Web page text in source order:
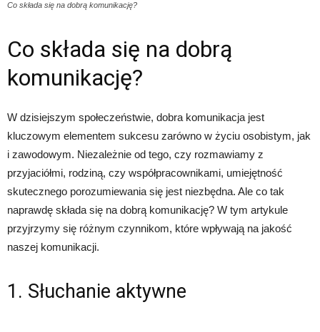
Co składa się na dobrą komunikację?
Co składa się na dobrą
komunikację?
W dzisiejszym społeczeństwie, dobra komunikacja jest
kluczowym elementem sukcesu zarówno w życiu osobistym, jak
i zawodowym. Niezależnie od tego, czy rozmawiamy z
przyjaciółmi, rodziną, czy współpracownikami, umiejętność
skutecznego porozumiewania się jest niezbędna. Ale co tak
naprawdę składa się na dobrą komunikację? W tym artykule
przyjrzymy się różnym czynnikom, które wpływają na jakość
naszej komunikacji.
1. Słuchanie aktywne